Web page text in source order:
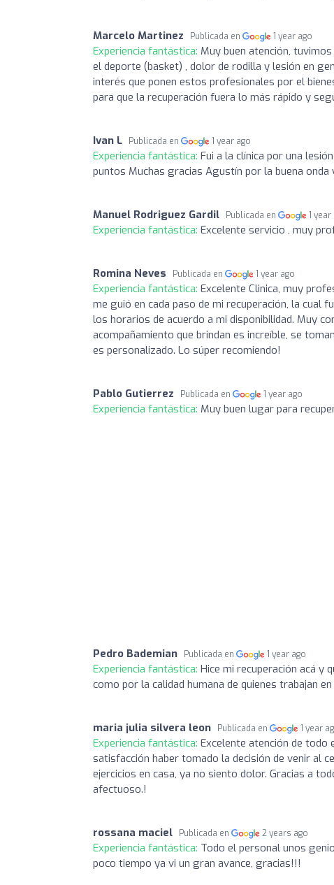
Marcelo Martinez Publicada en 1 year ago
Experiencia fantástica: Muy buen atención,
el deporte (basket) , dolor de rodilla y lesión en
interés que ponen estos profesionales por el
para que la recuperación fuera lo más rápido y
Ivan L Publicada en 1 year ago
Experiencia fantástica: Fui a la clínica por una
puntos Muchas gracias Agustín por la buena onda
Manuel Rodriguez Gardil Publicada en 1 year
Experiencia fantástica: Excelente servicio , muy
Romina Neves Publicada en 1 year ago
Experiencia fantástica: Excelente Clinica, muy
me guió en cada paso de mi recuperación, la cual
los horarios de acuerdo a mi disponibilidad. Muy
acompañamiento que brindan es increíble, se
es personalizado. Lo súper recomiendo!
Pablo Gutierrez Publicada en 1 year ago
Experiencia fantástica: Muy buen lugar para
Pedro Bademian Publicada en 1 year ago
Experiencia fantástica: Hice mi recuperación acá y
como por la calidad humana de quienes trabajan
maria julia silvera leon Publicada en 1 year
Experiencia fantástica: Excelente atención de todo
satisfacción haber tomado la decisión de venir al
ejercicios en casa, ya no siento dolor. Gracias a
afectuoso.!
rossana maciel Publicada en 2 years ago
Experiencia fantástica: Todo el personal unos
poco tiempo ya vi un gran avance, gracias!!!